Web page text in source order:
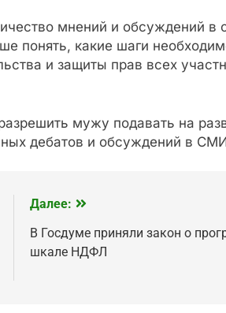
мнений и обсуждений в
понять, какие шаги
и защиты прав всех
мужу подавать на
дебатов и обсуждений в
Далее:
В Госдуме приняли закон о
шкале НДФЛ